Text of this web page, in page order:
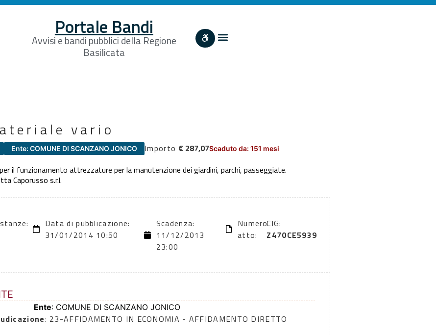
Portale Bandi
Avvisi e bandi pubblici della Regione
Basilicata
vario
Ente: COMUNE DI SCANZANO JONICO Importo € 287,07Scaduto da: 151 mesi
il funzionamento attrezzature per la manutenzione dei giardini, parchi, passeggiate.
Caporusso s.r.l.
Data di pubblicazione:
31/01/2014 10:50
Scadenza:
11/12/2013
23:00
Numero
atto:
CIG:
Z470CE5939
Ente: COMUNE DI SCANZANO JONICO
: 23-AFFIDAMENTO IN ECONOMIA - AFFIDAMENTO DIRETTO